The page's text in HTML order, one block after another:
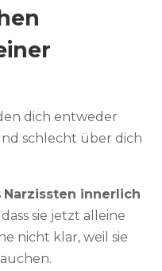
dich entweder
schlecht über dich
Narzissten innerlich
sie jetzt alleine
nicht klar, weil sie